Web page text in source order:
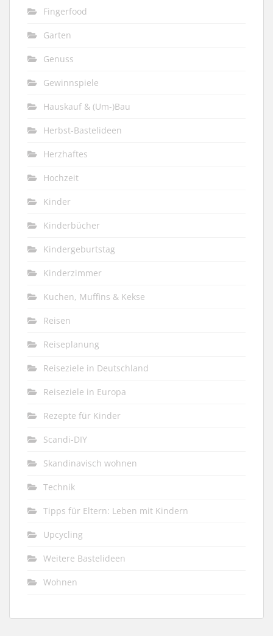
Fingerfood
Garten
Genuss
Gewinnspiele
Hauskauf & (Um-)Bau
Herbst-Bastelideen
Herzhaftes
Hochzeit
Kinder
Kinderbücher
Kindergeburtstag
Kinderzimmer
Kuchen, Muffins & Kekse
Reisen
Reiseplanung
Reiseziele in Deutschland
Reiseziele in Europa
Rezepte für Kinder
Scandi-DIY
Skandinavisch wohnen
Technik
Tipps für Eltern: Leben mit Kindern
Upcycling
Weitere Bastelideen
Wohnen